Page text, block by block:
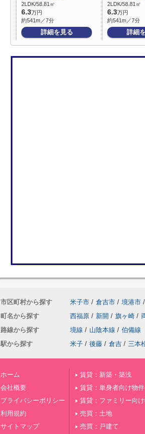
2LDK/58.81㎡
6.3万円
約541m／7分
詳細を見る
2LDK/58.81㎡
6.3万円
約541m／7分
詳細
市区町村から探す 米子市 / 倉吉市 / 境港市 /
町名から探す
西福原 / 新開 / 旗ヶ崎 /
路線から探す
境線 / 山陰本線 / 伯備線
駅から探す
米子 / 後藤 / 倉吉 / 三本
ホーム
会社概要
プライバシーポリシー
利用規約
サイトマップ
賃貸：新築・築浅
賃貸：単身者向け物件
賃貸：ファミリー向
売買：土地
売買：戸建て